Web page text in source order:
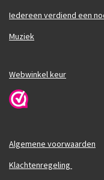
Iedereen verdiend een
Muziek
Webwinkel keur
Algemene voorwaarden
Klachtenregeling